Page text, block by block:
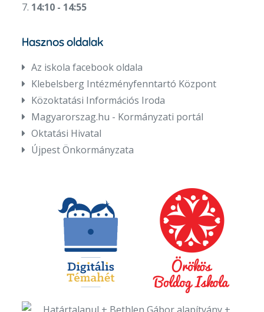
7. 14:10 - 14:55
Hasznos oldalak
Az iskola facebook oldala
Klebelsberg Intézményfenntartó Központ
Közoktatási Információs Iroda
Magyarorszag.hu - Kormányzati portál
Oktatási Hivatal
Újpest Önkormányzata